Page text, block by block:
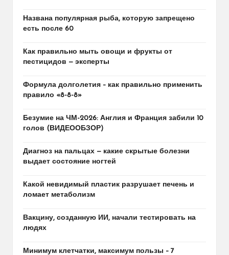
Названа популярная рыба, которую запрещено
есть после 60
Как правильно мыть овощи и фрукты от
пестицидов — эксперты
Формула долголетия – как правильно применить
правило «8-8-8»
Безумие на ЧМ-2026: Англия и Франция забили 10
голов (ВИДЕООБЗОР)
Диагноз на пальцах — какие скрытые болезни
выдает состояние ногтей
Какой невидимый пластик разрушает печень и
ломает метаболизм
Вакцину, созданную ИИ, начали тестировать на
людях
Минимум клетчатки, максимум пользы – 7